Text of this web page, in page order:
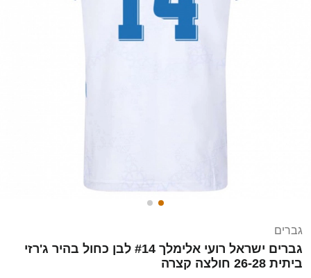
גברים
גברים ישראל רועי אלימלך #14 לבן כחול בהיר ג'רזי
ביתית 26-28 חולצה קצרה